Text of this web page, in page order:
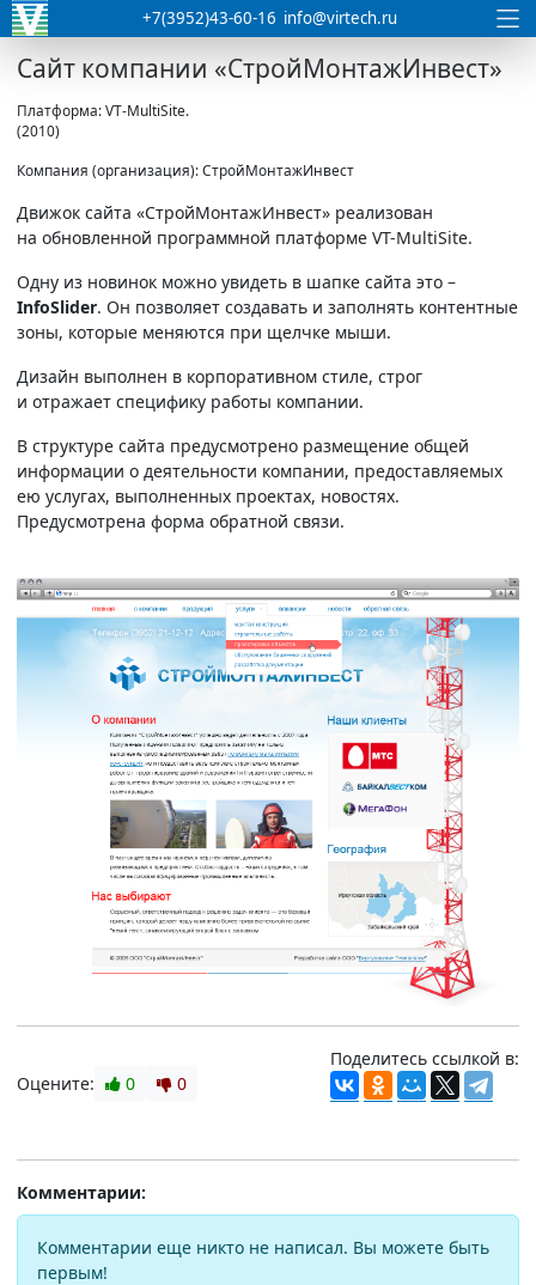
+7(3952)43-60-16 info@virtech.ru
Сайт компании «СтройМонтажИнвест»
Платформа: VT-MultiSite.
(2010)
Компания (организация): СтройМонтажИнвест
Движок сайта «СтройМонтажИнвест» реализован
на обновленной программной платформе VT-MultiSite.
Одну из новинок можно увидеть в шапке сайта это –
InfoSlider. Он позволяет создавать и заполнять контентные
зоны, которые меняются при щелчке мыши.
Дизайн выполнен в корпоративном стиле, строг
и отражает специфику работы компании.
В структуре сайта предусмотрено размещение общей
информации о деятельности компании, предоставляемых
ею услугах, выполненных проектах, новостях.
Предусмотрена форма обратной связи.
Оцените: 0 0
Поделитесь ссылкой в:
Комментарии:
Комментарии еще никто не написал. Вы можете быть
первым!